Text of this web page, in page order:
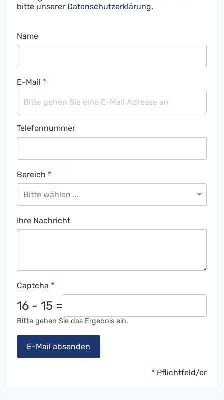
bitte unserer Datenschutzerklärung.
Name
E-Mail *
Telefonnummer
Bereich *
Ihre Nachricht
Captcha *
16 - 15 =
Bitte geben Sie das Ergebnis ein.
E-Mail absenden
* Pflichtfeld/er